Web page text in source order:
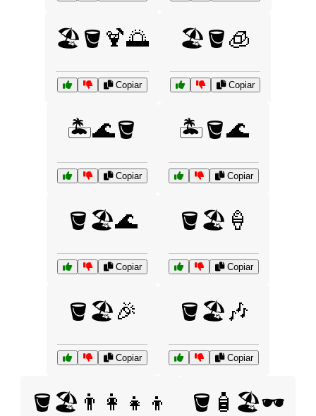
🏖️🪣🍹🌅
Copiar
🏖️🪣🧊
Copiar
🏝️🌊🪣
Copiar
🏝️🪣🌊
Copiar
🪣🏖️🌊
Copiar
🪣🏖️🍦
Copiar
🪣🏖️🎉
Copiar
🪣🏖️🎶
Copiar
🪣🏖️👨‍👩‍👧‍👦 🪣🧴🏖️🕶️